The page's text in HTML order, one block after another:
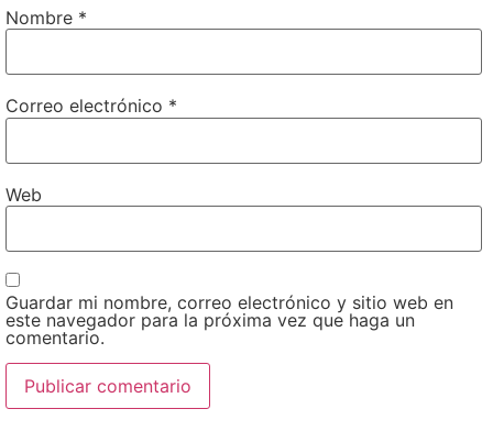
Nombre *
Correo electrónico *
Web
Guardar mi nombre, correo electrónico y sitio web en
este navegador para la próxima vez que haga un
comentario.